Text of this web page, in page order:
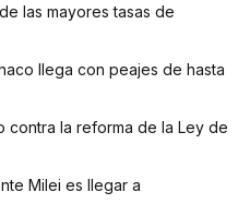
las mayores tasas de
llega con peajes de hasta
contra la reforma de la Ley de
Milei es llegar a